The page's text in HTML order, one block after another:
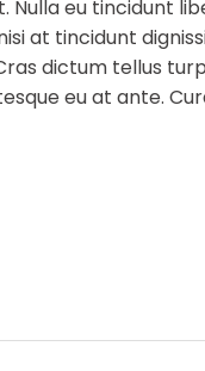
eu tincidunt
at tincidunt
dictum tellus
eu at ante.